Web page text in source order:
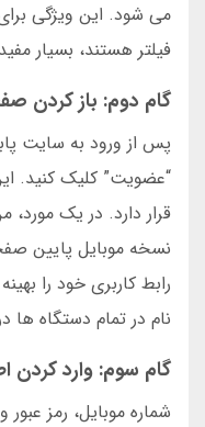
می شود. این ویژگی برای
فیلتر هستند، بسیار
گام دوم: باز کردن
پس از ورود به سایت
“عضویت” کلیک کنید.
قرار دارد. در یک
رابط کاربری خود را
نام در تمام دستگاه
گام سوم: وارد کردن
شماره موبایل، رمز